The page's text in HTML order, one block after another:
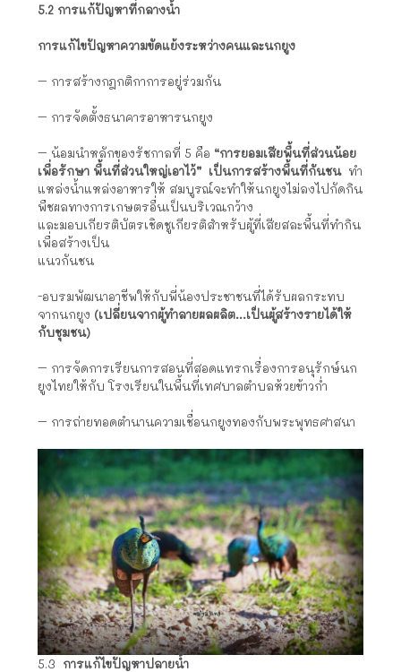
5.2 การแก้ปัญหาที่กลางน้ำ
การแก้ไขปัญหาความขัดแย้งระหว่างคนและนกยูง
– การสร้างกฎกติกาการอยู่ร่วมกัน
– การจัดตั้งธนาคารอาหารนกยูง
– น้อมนำหลักของรัชกาลที่ 5 คือ “การยอมเสียพื้นที่ส่วนน้อย
เพื่อรักษา พื้นที่ส่วนใหญ่เอาไว้” เป็นการสร้างพื้นที่กันชน ทำ
แหล่งน้ำแหล่งอาหารให้ สมบูรณ์จะทำให้นกยูงไม่ลงไปกัดกิน
พืชผลทางการเกษตรอื่นเป็นบริเวณกว้าง
และมอบเกียรติบัตรเชิดชูเกียรติสำหรับผู้ที่เสียสละพื้นที่ทำกิน
เพื่อสร้างเป็น
แนวกันชน
-อบรมพัฒนาอาชีพให้กับพี่น้องประชาชนที่ได้รับผลกระทบ
จากนกยูง (เปลี่ยนจากผู้ทำลายผลผลิต…เป็นผู้สร้างรายได้ให้
กับชุมชน)
– การจัดการเรียนการสอนที่สอดแทรกเรื่องการอนุรักษ์นก
ยูงไทยให้กับ โรงเรียนในพื้นที่เทศบาลตำบลห้วยข้าวก่ำ
– การถ่ายทอดตำนานความเชื่อนกยูงทองกับพระพุทธศาสนา
5.3 การแก้ไขปัญหาปลายน้ำ